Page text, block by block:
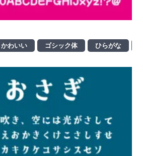
かわいい ゴシック体 ひらがな